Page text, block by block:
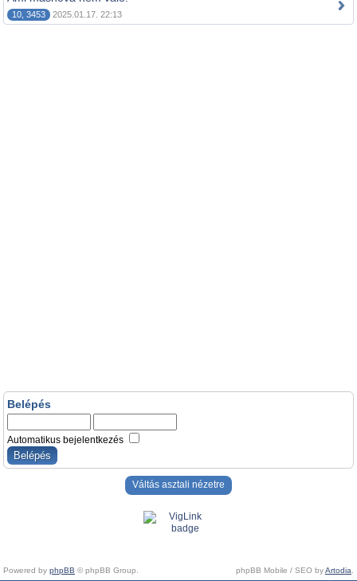
10, 3453 2025.01.17. 22:13
Belépés
Automatikus bejelentkezés
Váltás asztali nézetre
Powered by phpBB © phpBB Group. phpBB Mobile / SEO byArtodia.